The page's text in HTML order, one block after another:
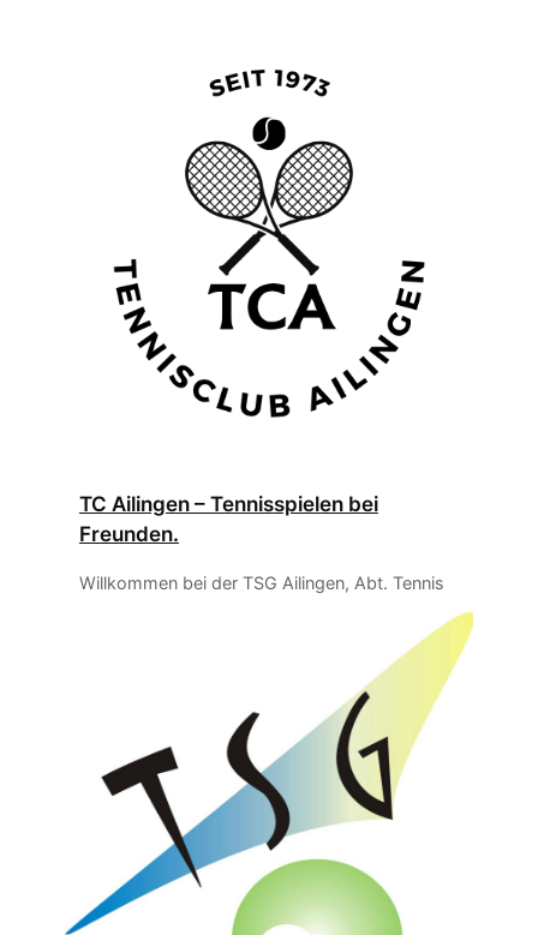
TC Ailingen – Tennisspielen bei
Freunden.
Willkommen bei der TSG Ailingen, Abt. Tennis